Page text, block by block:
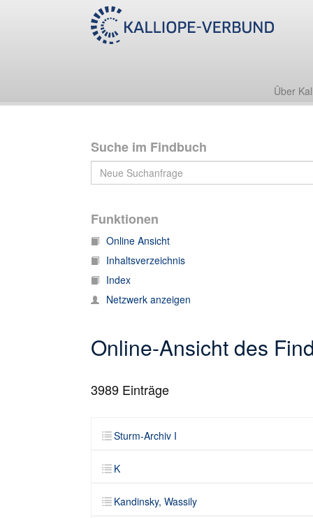
Über
Suche im Findbuch
Funktionen
Online Ansicht
Inhaltsverzeichnis
Index
Netzwerk anzeigen
Online-Ansicht des
3989 Einträge
Sturm-Archiv I
K
Sturm-Archiv I
K
Kandinsky, Wassily